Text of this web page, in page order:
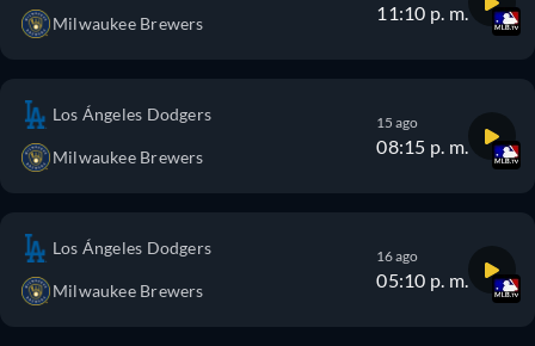
Milwaukee Brewers 11:10 p. m.
Los Ángeles Dodgers
Milwaukee Brewers
15 ago
08:15 p. m.
Los Ángeles Dodgers
Milwaukee Brewers
16 ago
05:10 p. m.